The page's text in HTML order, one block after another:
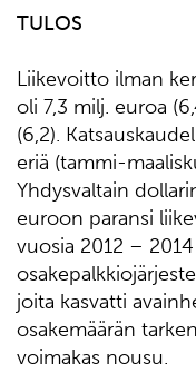
TULOS
Liikevoitto ilman
oli 7,3 milj. euroa
(6,2).
eriä (tammi-
Yhdysvaltain
euroon paransi
vuosia 2012 –
joita kasvatti
osakemäärän
voimakas nousu.